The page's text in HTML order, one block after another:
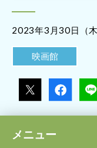
2023年3月30日（
映画館
メニュー